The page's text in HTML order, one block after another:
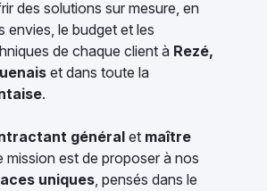
des solutions sur mesure, en
envies, le budget et les
de chaque client à Rezé,
et dans toute la
.
général et maître
mission est de proposer à nos
uniques, pensés dans le